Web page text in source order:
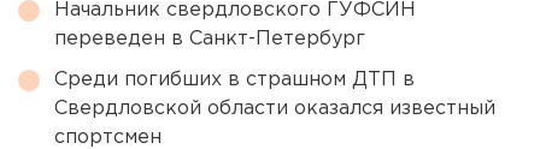
Начальник свердловского ГУФСИН
переведен в Санкт-Петербург
Среди погибших в страшном ДТП в
Свердловской области оказался известный
спортсмен